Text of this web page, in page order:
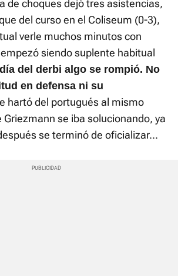
de choques dejó tres asistencias,
del curso en el Coliseum (0-3),
verle muchos minutos con
siendo suplente habitual
del derbi algo se rompió. No
en defensa ni su
hartó del portugués al mismo
se iba solucionando, ya
se terminó de oficializar...